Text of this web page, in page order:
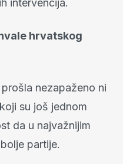
intervencija.
hrvatskog
nezapaženo ni
su još jednom
da u najvažnijim
partije.